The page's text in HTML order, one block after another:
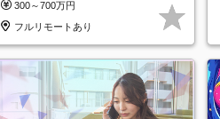
★
300～700万円
フルリモートあり